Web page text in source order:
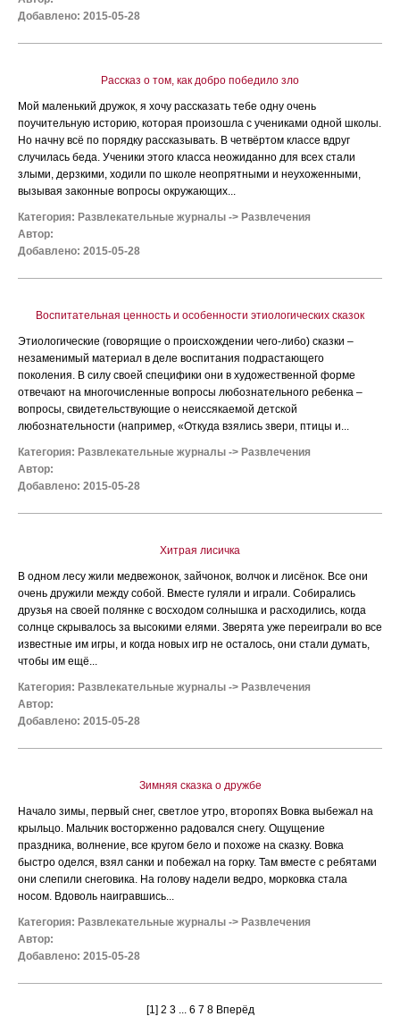
Добавлено: 2015-05-28
Рассказ о том, как добро победило зло
Мой маленький дружок, я хочу рассказать тебе одну очень
поучительную историю, которая произошла с учениками одной школы.
Но начну всё по порядку рассказывать. В четвёртом классе вдруг
случилась беда. Ученики этого класса неожиданно для всех стали
злыми, дерзкими, ходили по школе неопрятными и неухоженными,
вызывая законные вопросы окружающих...
Категория: Развлекательные журналы -> Развлечения
Автор:
Добавлено: 2015-05-28
Воспитательная ценность и особенности этиологических сказок
Этиологические (говорящие о происхождении чего-либо) сказки –
незаменимый материал в деле воспитания подрастающего
поколения. В силу своей специфики они в художественной форме
отвечают на многочисленные вопросы любознательного ребенка –
вопросы, свидетельствующие о неиссякаемой детской
любознательности (например, «Откуда взялись звери, птицы и...
Категория: Развлекательные журналы -> Развлечения
Автор:
Добавлено: 2015-05-28
Хитрая лисичка
В одном лесу жили медвежонок, зайчонок, волчок и лисёнок. Все они
очень дружили между собой. Вместе гуляли и играли. Собирались
друзья на своей полянке с восходом солнышка и расходились, когда
солнце скрывалось за высокими елями. Зверята уже переиграли во все
известные им игры, и когда новых игр не осталось, они стали думать,
чтобы им ещё...
Категория: Развлекательные журналы -> Развлечения
Автор:
Добавлено: 2015-05-28
Зимняя сказка о дружбе
Начало зимы, первый снег, светлое утро, второпях Вовка выбежал на
крыльцо. Мальчик восторженно радовался снегу. Ощущение
праздника, волнение, все кругом бело и похоже на сказку. Вовка
быстро оделся, взял санки и побежал на горку. Там вместе с ребятами
они слепили снеговика. На голову надели ведро, морковка стала
носом. Вдоволь наигравшись...
Категория: Развлекательные журналы -> Развлечения
Автор:
Добавлено: 2015-05-28
[1] 2 3... 6 7 8 Вперёд